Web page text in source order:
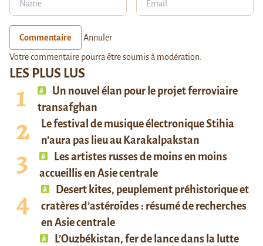
LES PLUS LUS
Un nouvel élan pour le projet ferroviaire
transafghan
Le festival de musique électronique Stihia
n’aura pas lieu au Karakalpakstan
Les artistes russes de moins en moins
accueillis en Asie centrale
Desert kites, peuplement préhistorique et
cratères d’astéroïdes : résumé de recherches
en Asie centrale
L’Ouzbékistan, fer de lance dans la lutte
Commentaire Annuler
Votre commentaire pourra être soumis à modération.